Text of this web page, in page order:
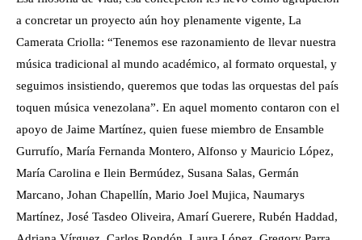
a concretar un proyecto aún hoy plenamente vigente, La
Camerata Criolla: “Tenemos ese razonamiento de llevar nuestra
música tradicional al mundo académico, al formato orquestal, y
seguimos insistiendo, queremos que todas las orquestas del país
toquen música venezolana”. En aquel momento contaron con el
apoyo de Jaime Martínez, quien fuese miembro de Ensamble
Gurrufío, María Fernanda Montero, Alfonso y Mauricio López,
María Carolina e Ilein Bermúdez, Susana Salas, Germán
Marcano, Johan Chapellín, Mario Joel Mujica, Naumarys
Martínez, José Tasdeo Oliveira, Amarí Guerere, Rubén Haddad,